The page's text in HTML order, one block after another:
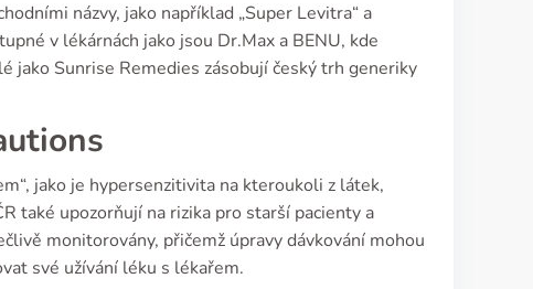
názvy, jako například „Super Levitra“ a
v lékárnách jako jsou Dr.Max a BENU, kde
Sunrise Remedies zásobují český trh generiky
jako je hypersenzitivita na kteroukoli z látek,
také upozorňují na rizika pro starší pacienty a
monitorovány, přičemž úpravy dávkování mohou
své užívání léku s lékařem.